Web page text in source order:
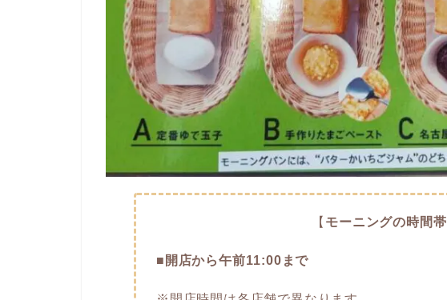
【 モーニングの時間帯
■開店から午前11:00まで